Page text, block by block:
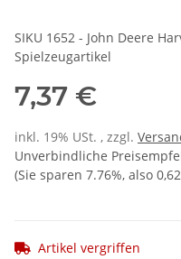
SIKU 1652 - John Deere
Spielzeugartikel
7,37 €
inkl. 19% USt. , zzgl.
Unverbindliche
(Sie sparen 7.76%, also
Artikel vergriffen